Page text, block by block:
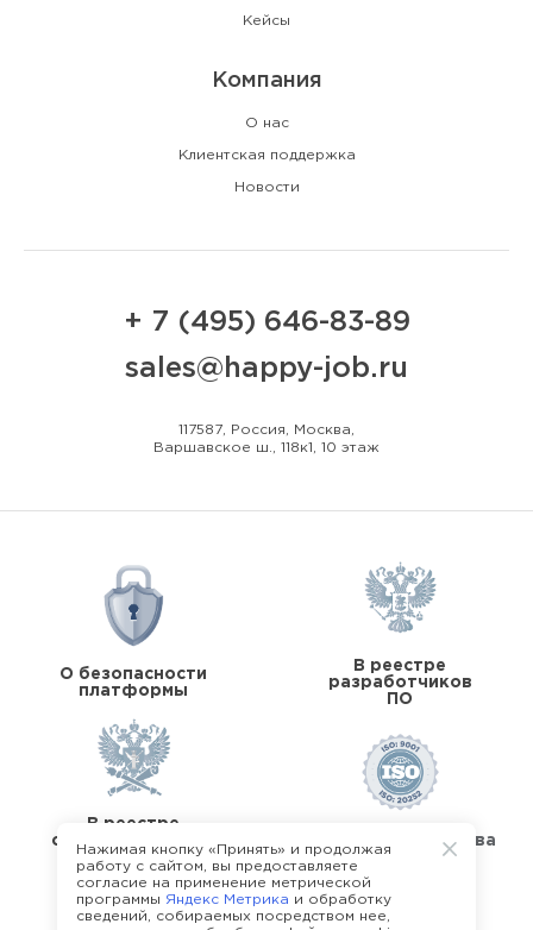
Кейсы
Компания
О нас
Клиентская поддержка
Новости
+ 7 (495) 646-83-89
sales@happy-job.ru
117587, Россия, Москва,
Варшавское ш., 118к1, 10 этаж
О безопасности
платформы
В реестре
разработчиков
ПО
В реестре
операторов перс.
данных
Стандарты качества
Нажимая кнопку «Принять» и продолжая
работу с сайтом, вы предоставляете
согласие на применение метрической
программы Яндекс Метрика и обработку
сведений, собираемых посредством нее,